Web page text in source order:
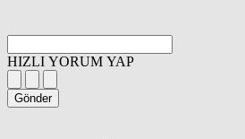
HIZLI YORUM YAP
Gönder